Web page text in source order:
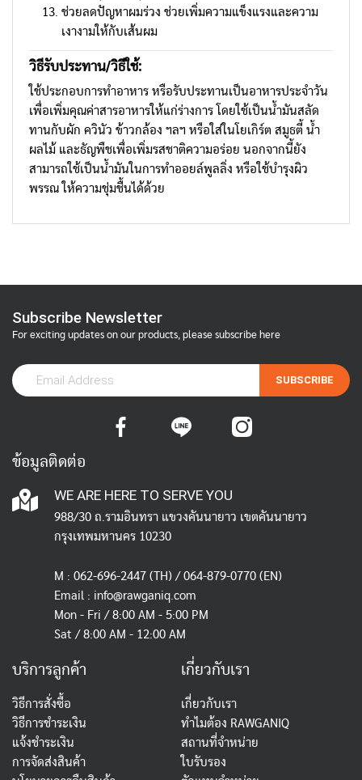
ช่วยลดปัญหาผมร่วง ช่วยเพิ่มความแข็งแรงและความ
เงางามให้กับเส้นผม
วิธีรับประทาน/วิธีใช้:
ใช้ประกอบการทำอาหาร หรือรับประทานเป็นอาหารประจำวัน
เพื่อเพิ่มคุณค่าสารอาหารให้แก่ร่างการ โดยใช้เป็นน้ำมันสลัด
ทานกับผัก ควินัว ข้าวกล้อง ฯลฯ หรือใส่ในโยเกิร์ต สมูธตี้ น้ำ
ผลไม้ และธัญพืชเพื่อเพิ่มรสชาติความอร่อย นอกจากนี้ยัง
สามารถใช้เป็นน้ำมันในการทำออยล์พูลลิ่ง หรือใช้บำรุงผิว
พรรณ ให้ความชุ่มชื้นได้ด้วย
Subscribe Newsletter
For exciting updates on our products, please subscribe here
SUBSCRIBE
ข้อมูลติดต่อ
WE ARE HERE TO SERVE YOU
988/30 ถ.รามอินทรา แขวงคันนายาว เขตคันนายาว
กรุงเทพมหานคร 10230
M : 062-696-2447 (TH) / 064-879-0770 (EN)
Email : info@rawganiq.com
Mon - Fri / 8:00 AM - 5:00 PM
Sat / 8:00 AM - 12:00 AM
บริการลูกค้า
วิธีการสั่งซื้อ
วิธีการชำระเงิน
แจ้งชำระเงิน
การจัดส่งสินค้า
เกี่ยวกับเรา
เกี่ยวกับเรา
ทำไมต้อง RAWGANIQ
สถานที่จำหน่าย
ใบรับรอง